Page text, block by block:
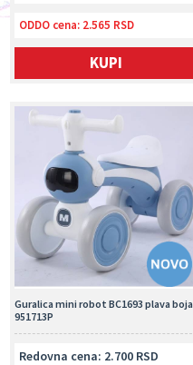
ODDO cena: 2.565 RSD
KUPI
Guralica mini robot BC1693 plava boja
951713P
Redovna cena: 2.700 RSD